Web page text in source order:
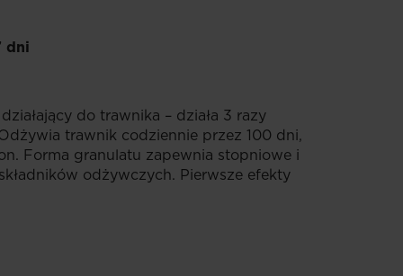
dni
do trawnika – działa 3 razy
trawnik codziennie przez 100 dni,
Forma granulatu zapewnia stopniowe i
odżywczych. Pierwsze efekty